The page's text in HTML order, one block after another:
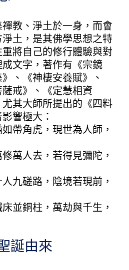
教、淨土於一身，而會
土，是其佛學思想之特
將自己的修行體驗與對
文字，著作有《宗鏡
、《神棲安養賦》、
薩戒》、《定慧相資
其大師所提出的《四料
響極大：
角虎，現世為人師，
人去，若得見彌陀，
磋路，陰境若現前，
銅柱，萬劫與千生，
誕由來